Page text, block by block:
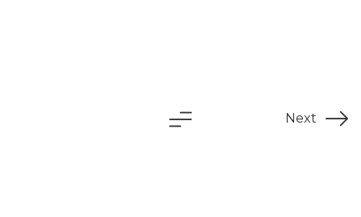
Next